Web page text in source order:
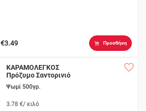
€3.49 Προσθήκη
ΚΑΡΑΜΟΛΕΓΚΟΣ
Πρόζυμο Σαντορινιό
σε Φέτες
Ψωμί 500γρ.
3.78 €/ κιλό